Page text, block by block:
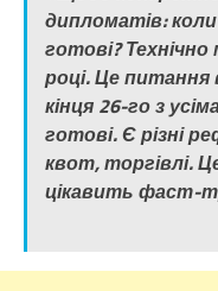
дипломатів:
готові?
році. Це питання
кінця 26-го з
готові. Є різні
квот, торгівлі.
цікавить фаст-